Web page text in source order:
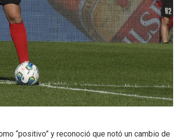
“positivo” y reconoció que notó un cambio de